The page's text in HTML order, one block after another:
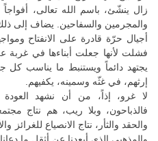
زال ينشّئ، باسم الله تعالى،
والمجرمين والسفاحين. يضاف إلى
أجيال حرّة قادرة على الانفتاح
فشلت لأنها جعلت أبناءها في غربة
يجتهد دائماً ويستنبط ما يناسب كل
إرثهم، في غثّه وسمينه، يكفيهم.
لا غرو، إذاً، من أن نشهد العودة
فالذباحون، وبلا ريب، هم نتاج
والحقد والثأر، نتاج الانصياع للغرائز